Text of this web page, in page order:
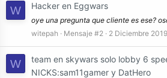
W Hacker en Eggwars
oye una pregunta que cliente es ese?
witepah
Mensaje #2 2 Diciembre 2019
W
team en skywars solo lobby 6
NICKS:sam11gamer y DatHero